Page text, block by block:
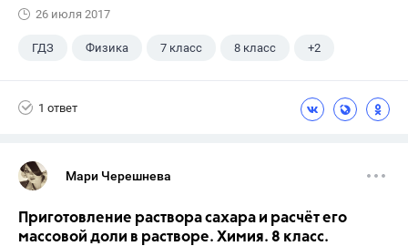
26 июля 2017
ГДЗ Физика 7 класс 8 класс +2
1 ответ
Мари Черешнева
Приготовление раствора сахара и расчёт его
массовой доли в растворе. Химия. 8 класс.